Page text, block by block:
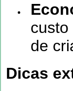
custo
de
Dicas